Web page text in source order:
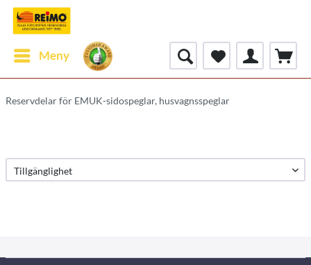
Meny
Reservdelar för EMUK-sidospeglar, husvagnsspeglar